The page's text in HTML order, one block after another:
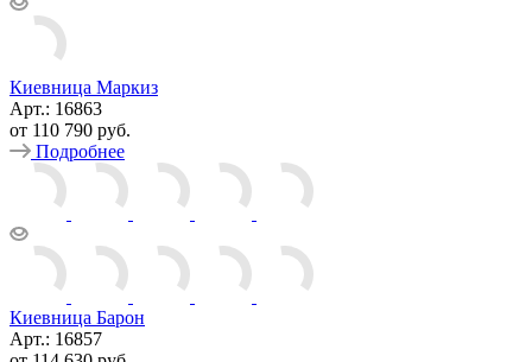
Киевница Маркиз
Арт.: 16863
от 110 790 руб.
Подробнее
Киевница Барон
Арт.: 16857